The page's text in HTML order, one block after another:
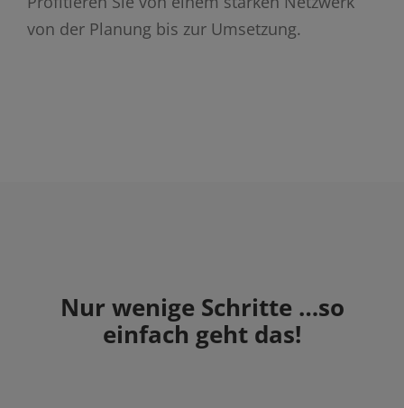
von der Planung bis zur Umsetzung.
Nur wenige Schritte …so
einfach geht das!